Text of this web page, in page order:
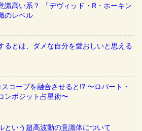
識高い系？ 「デヴィッド・R・ホーキン
のレベル
るとは、ダメな自分を愛おしいと思える
コープを融合させると!? 〜ロバート・
ンポジット占星術〜
という超高波動の意識体について